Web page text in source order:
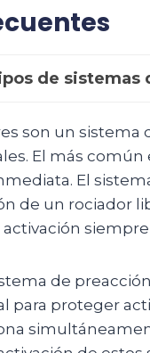
de sistemas
son un sistema
El más
El
de un rociador
de
para proteger